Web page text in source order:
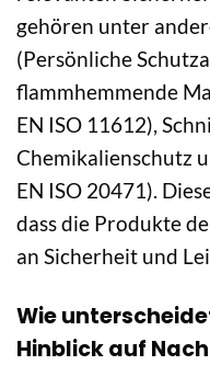
gehören unter
(Persönliche
flammhemmende
EN ISO 11612),
Chemikalienschutz
EN ISO 20471).
dass die Produkte
an Sicherheit und
Wie
Hinblick auf